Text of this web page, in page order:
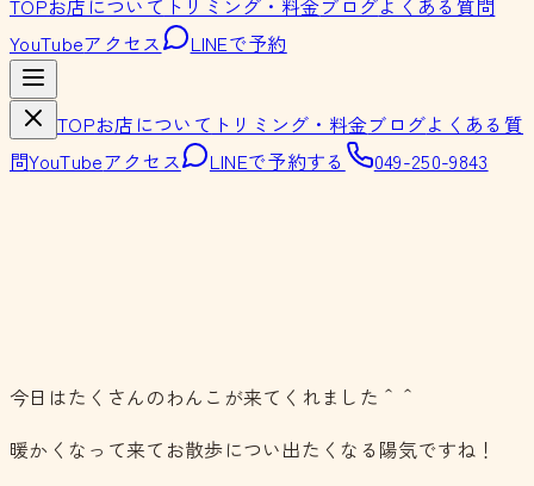
TOPお店について トリミング・料金ブログよくある質問
YouTubeアクセス LINEで予約
TOPお店について トリミング・料金ブログよくある質
問YouTubeアクセス LINEで予約する 049-250-9843
今日はたくさんのわんこが来てくれました＾＾
暖かくなって来てお散歩につい出たくなる陽気ですね！